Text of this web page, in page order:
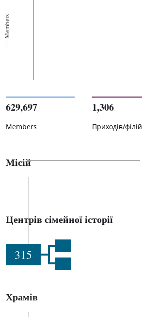
Members
629,697
Members
1,306
Приходів/філій
Місій
Центрів сімейної історії
315
Храмів